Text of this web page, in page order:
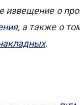
извещение о
, а также о
.